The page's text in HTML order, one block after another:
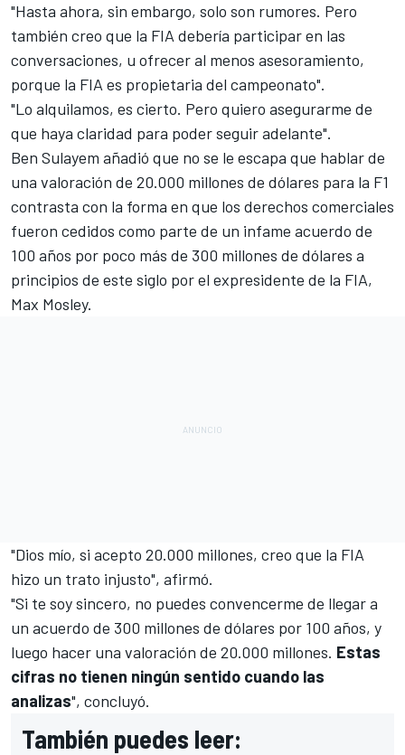
"Hasta ahora, sin embargo, solo son rumores. Pero
también creo que la FIA debería participar en las
conversaciones, u ofrecer al menos asesoramiento,
porque la FIA es propietaria del campeonato".
"Lo alquilamos, es cierto. Pero quiero asegurarme de
que haya claridad para poder seguir adelante".
Ben Sulayem añadió que no se le escapa que hablar de
una valoración de 20.000 millones de dólares para la F1
contrasta con la forma en que los derechos comerciales
fueron cedidos como parte de un infame acuerdo de
100 años por poco más de 300 millones de dólares a
principios de este siglo por el expresidente de la FIA,
Max Mosley.
"Dios mío, si acepto 20.000 millones, creo que la FIA
hizo un trato injusto", afirmó.
"Si te soy sincero, no puedes convencerme de llegar a
un acuerdo de 300 millones de dólares por 100 años, y
luego hacer una valoración de 20.000 millones. Estas
cifras no tienen ningún sentido cuando las
analizas", concluyó.
También puedes leer: